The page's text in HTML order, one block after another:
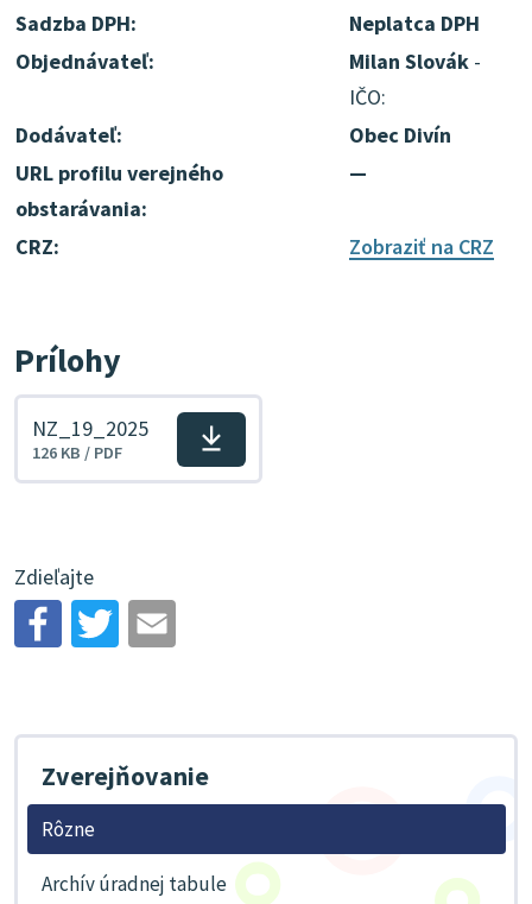
Sadzba DPH:
Neplatca DPH
Objednávateľ:
Milan Slovák -
IČO:
Dodávateľ:
Obec Divín
URL profilu verejného
obstarávania:
—
CRZ: Zobraziť na CRZ
Prílohy
Stiahnuť
NZ_19_2025
126 KB / PDF
Zdieľajte
Zverejňovanie
Rôzne
Archív úradnej tabule